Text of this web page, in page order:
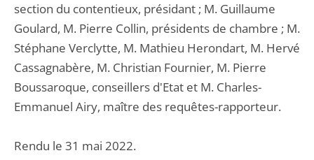
section du contentieux, présidant ; M. Guillaume
Goulard, M. Pierre Collin, présidents de chambre ; M.
Stéphane Verclytte, M. Mathieu Herondart, M. Hervé
Cassagnabère, M. Christian Fournier, M. Pierre
Boussaroque, conseillers d'Etat et M. Charles-
Emmanuel Airy, maître des requêtes-rapporteur.
Rendu le 31 mai 2022.